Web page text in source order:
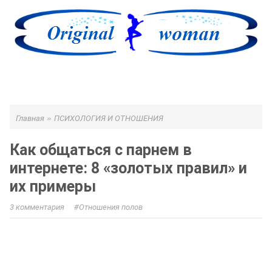
Главная » ПСИХОЛОГИЯ И ОТНОШЕНИЯ
Как общаться с парнем в
интернете: 8 «золотых правил» и
их примеры
3 комментария Отношения полов